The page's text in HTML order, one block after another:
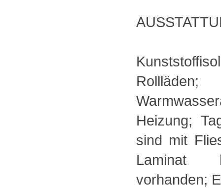
Rollläden;
Heizung;
sind mit
Laminat
vorhanden;